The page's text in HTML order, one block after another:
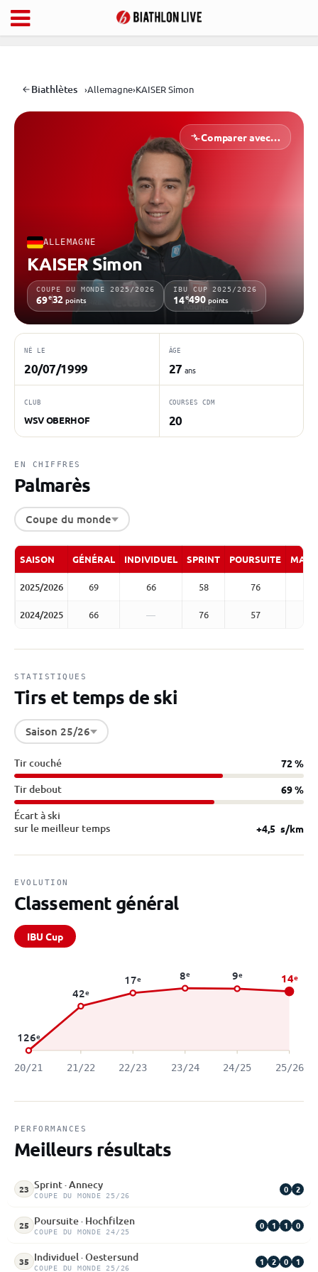
Biathlètes ›Allemagne›KAISER Simon
ALLEMAGNE
KAISER Simon
COUPE DU MONDE 2025/2026
69e32 points
IBU CUP 2025/2026
14e490 points
Comparer avec…
NÉ LE
20/07/1999
ÂGE
27 ans
CLUB
WSV OBERHOF
COURSES CDM
20
EN CHIFFRES
Palmarès
Coupe du monde
SAISON GÉNÉRAL INDIVIDUEL SPRINT POURSUITE
2025/2026 69 66 58 76
2024/2025 66 — 76 57
STATISTIQUES
Tirs et temps de ski
Saison 25/26
Tir couché 72 %
Tir debout 69 %
Écart à ski
sur le meilleur temps
+4,5 s/km
EVOLUTION
Classement général
IBU Cup
126e
20/21
42e
21/22
17e
22/23
8e
23/24
9e
24/25
14e
25/26
PERFORMANCES
Meilleurs résultats
23 Sprint · Annecy
COUPE DU MONDE 25/26
0 2
25 Poursuite · Hochfilzen
COUPE DU MONDE 24/25
0 1 1 0
35 Individuel · Oestersund
COUPE DU MONDE 25/26
1 2 0 1